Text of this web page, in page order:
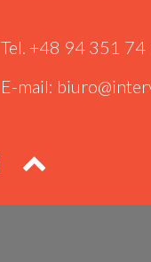
Tel. +48 94 351 74
E-mail: